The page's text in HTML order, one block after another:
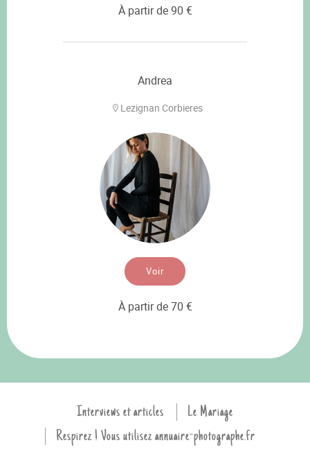
À partir de 90 €
Andrea
Lezignan Corbieres
Voir
À partir de 70 €
Interviews et articles
Le Mariage
Respirez ! Vous utilisez annuaire-photographe.fr